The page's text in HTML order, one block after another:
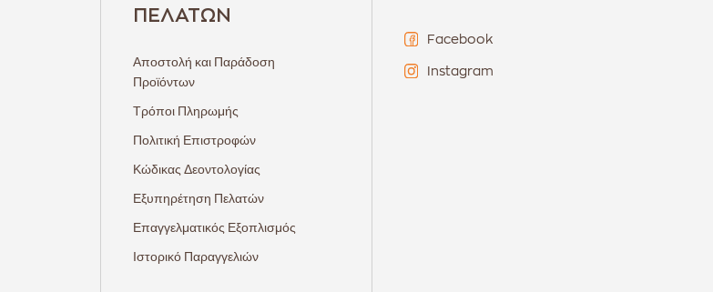
ΠΕΛΑΤΏΝ
Αποστολή και Παράδοση
Προϊόντων
Τρόποι Πληρωμής
Πολιτική Επιστροφών
Κώδικας Δεοντολογίας
Εξυπηρέτηση Πελατών
Επαγγελματικός Εξοπλισμός
Ιστορικό Παραγγελιών
Facebook
Instagram